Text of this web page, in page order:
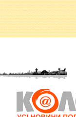
Головна »
Кременчуцькому